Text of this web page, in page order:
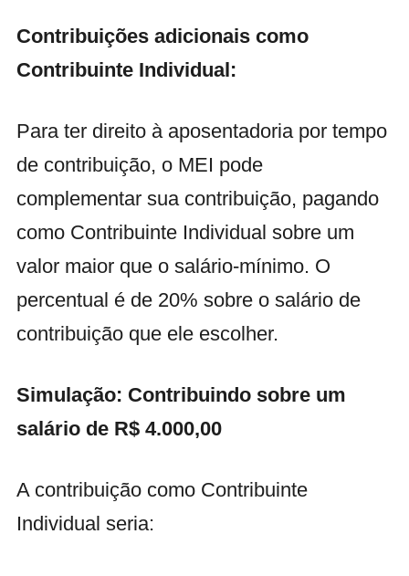
Contribuições adicionais como
Contribuinte Individual:
Para ter direito à aposentadoria por tempo
de contribuição, o MEI pode
complementar sua contribuição, pagando
como Contribuinte Individual sobre um
valor maior que o salário-mínimo. O
percentual é de 20% sobre o salário de
contribuição que ele escolher.
Simulação: Contribuindo sobre um
salário de R$ 4.000,00
A contribuição como Contribuinte
Individual seria: